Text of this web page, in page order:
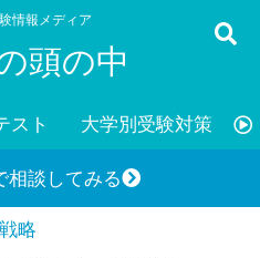
情報メディア
頭の中
スト 大学別受験対策
相談してみる
略